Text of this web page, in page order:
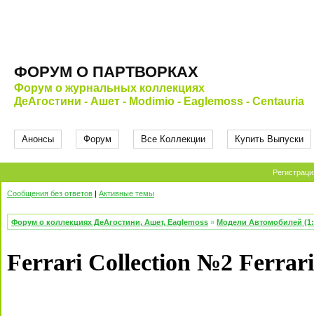
ФОРУМ О ПАРТВОРКАХ
Форум о журнальных коллекциях
ДеАгостини - Ашет - Modimio - Eaglemoss - Centauria
Анонсы Форум Все Коллекции Купить Выпуски
Сообщения без ответов | Активные темы
Форум о коллекциях ДеАгостини, Ашет, Eaglemoss » Модели Автомобилей
Ferrari Collection №2 Ferrari